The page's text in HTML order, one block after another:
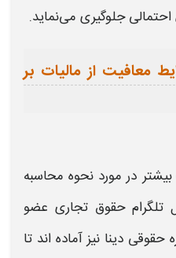
احتمالی جلوگیری می‌نماید.
معافیت از مالیات بر
در مورد نحوه محاسبه
تلگرام حقوق تجاری عضو
دینا نیز آماده اند تا